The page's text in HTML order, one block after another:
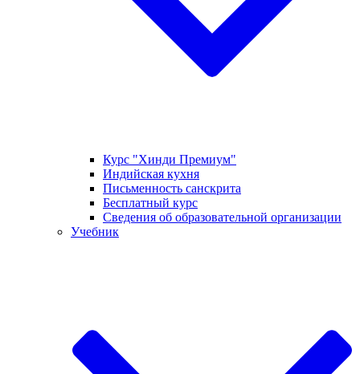
Курс "Хинди Премиум"
Индийская кухня
Письменность санскрита
Бесплатный курс
Сведения об образовательной организации
Учебник